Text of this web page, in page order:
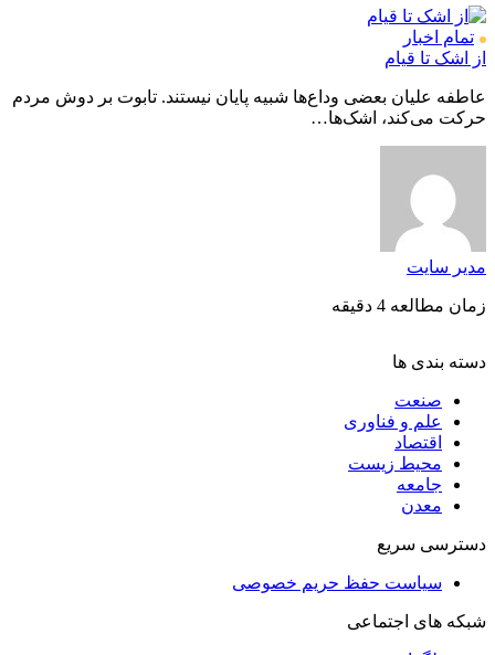
تمام اخبار
از اشک تا قیام
عاطفه علیان بعضی وداع‌ها شبیه پایان نیستند. تابوت بر دوش مردم
حرکت می‌کند، اشک‌ها…
مدیر سایت
زمان مطالعه 4 دقیقه
دسته بندی ها
صنعت
علم و فناوری
اقتصاد
محیط زیست
جامعه
معدن
دسترسی سریع
سیاست حفظ حریم خصوصی
شبکه های اجتماعی